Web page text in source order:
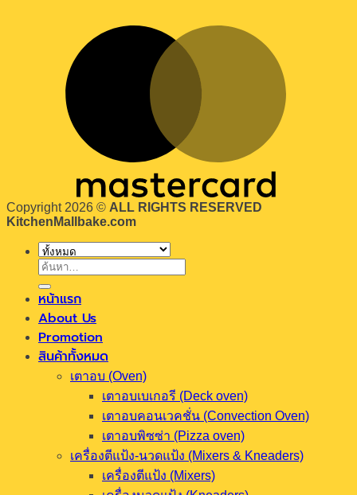
Copyright 2026 © ALL RIGHTS RESERVED
KitchenMallbake.com
ค้นหา:
หน้าแรก
About Us
Promotion
สินค้าทั้งหมด
เตาอบ (Oven)
เตาอบเบเกอรี (Deck oven)
เตาอบคอนเวคชั่น (Convection Oven)
เตาอบพิซซ่า (Pizza oven)
เครื่องตีแป้ง-นวดแป้ง (Mixers & Kneaders)
เครื่องตีแป้ง (Mixers)